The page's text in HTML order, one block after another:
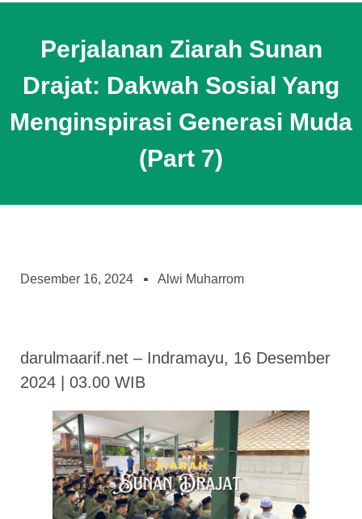
Perjalanan Ziarah Sunan
Drajat: Dakwah Sosial Yang
Menginspirasi Generasi Muda
(Part 7)
Desember 16, 2024 Alwi Muharrom
darulmaarif.net – Indramayu, 16 Desember
2024 | 03.00 WIB